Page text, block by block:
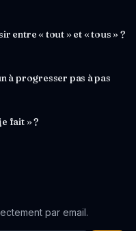
entre « tout » et « tous » ?
à progresser pas à pas
fait » ?
par email.